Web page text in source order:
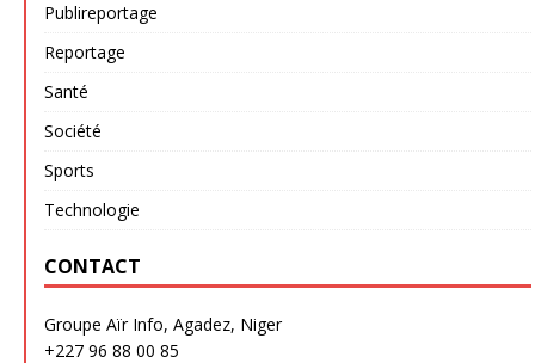
Publireportage
Reportage
Santé
Société
Sports
Technologie
CONTACT
Groupe Aïr Info, Agadez, Niger
+227 96 88 00 85